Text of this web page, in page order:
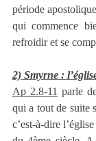
période
qui commence
refroidir et se
2) Smyrne :
Ap 2.8-11 parle
qui a tout de suite
c’est-à-dire